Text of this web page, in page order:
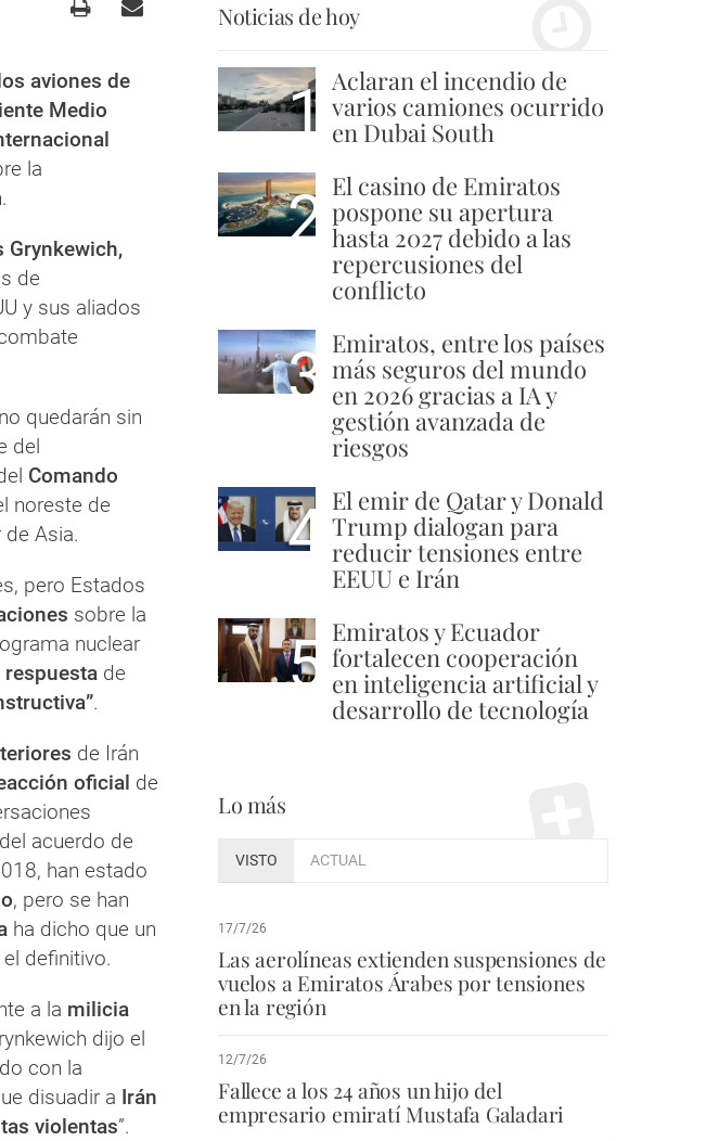
aviones de
Medio
la
Grynkewich,
de
y sus aliados
quedarán sin
del
Comando
noreste de
Asia.
pero Estados
sobre la
nuclear
respuesta de
.
de Irán
oficial de
acuerdo de
han estado
, pero se han
ha dicho que un
definitivo.
a la milicia
dijo el
con la
disuadir a Irán
violentas”.
Noticias de hoy
1 Aclaran el incendio de
varios camiones ocurrido
en Dubai South
2 El casino de Emiratos
pospone su apertura
hasta 2027 debido a las
repercusiones del
conflicto
3 Emiratos, entre los países
más seguros del mundo
en 2026 gracias a IA y
gestión avanzada de
riesgos
4 El emir de Qatar y Donald
Trump dialogan para
reducir tensiones entre
EEUU e Irán
5 Emiratos y Ecuador
fortalecen cooperación
en inteligencia artificial y
desarrollo de tecnología
Lo más
VISTO ACTUAL
17/7/26
Las aerolíneas extienden suspensiones de
vuelos a Emiratos Árabes por tensiones
en la región
12/7/26
Fallece a los 24 años un hijo del
empresario emiratí Mustafa Galadari